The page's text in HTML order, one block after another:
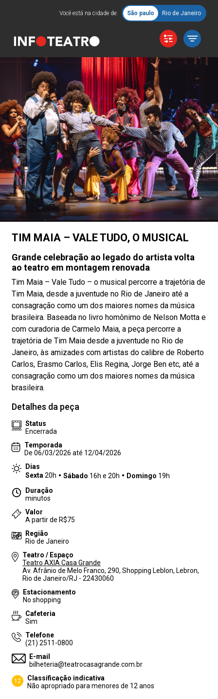
Você está na cidade de: São paulo Rio de Janeiro
TIM MAIA – VALE TUDO, O MUSICAL
Grande celebração ao legado do artista volta
ao teatro em montagem renovada
Tim Maia – Vale Tudo – o musical percorre a trajetória de
Tim Maia, desde a juventude no Rio de Janeiro até a
consagração como um dos maiores nomes da música
brasileira. Baseada no livro homônimo de Nelson Motta e
com curadoria de Carmelo Maia, a peça percorre a
trajetória de Tim Maia desde a juventude no Rio de
Janeiro, às amizades com artistas do calibre de Roberto
Carlos, Erasmo Carlos, Elis Regina, Jorge Ben etc, até a
consagração como um dos maiores nomes da música
brasileira.
Detalhes da peça
Status
Encerrada
Temporada
De 06/03/2026 até 12/04/2026
Dias
Sexta 20h Sábado 16h e 20h Domingo 19h
Duração
minutos
Valor
A partir de R$75
Região
Rio de Janeiro
Teatro / Espaço
Teatro AXIA Casa Grande
Av. Afrânio de Melo Franco, 290, Shopping Leblon, Lebron,
Rio de Janeiro/RJ - 22430060
Estacionamento
No shopping
Cafeteria
Sim
Telefone
(21) 2511-0800
E-mail
bilheteria@teatrocasagrande.com.br
12
Classificação indicativa
Não apropriado para menores de 12 anos